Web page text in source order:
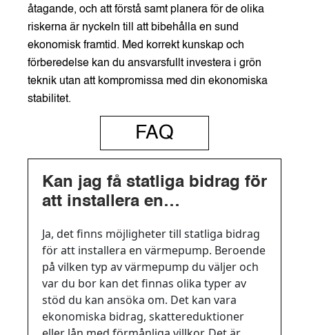
åtagande, och att förstå samt planera för de olika
riskerna är nyckeln till att bibehålla en sund
ekonomisk framtid. Med korrekt kunskap och
förberedelse kan du ansvarsfullt investera i grön
teknik utan att kompromissa med din ekonomiska
stabilitet.
FAQ
Kan jag få statliga bidrag för
att installera en
Ja, det finns möjligheter till statliga bidrag
för att installera en värmepump. Beroende
på vilken typ av värmepump du väljer och
var du bor kan det finnas olika typer av
stöd du kan ansöka om. Det kan vara
ekonomiska bidrag, skattereduktioner